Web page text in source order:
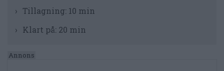
Tillagning: 10 min
Klart på: 20 min